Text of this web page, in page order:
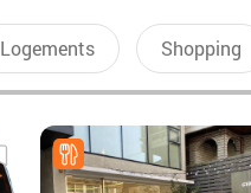
Logements Shopping